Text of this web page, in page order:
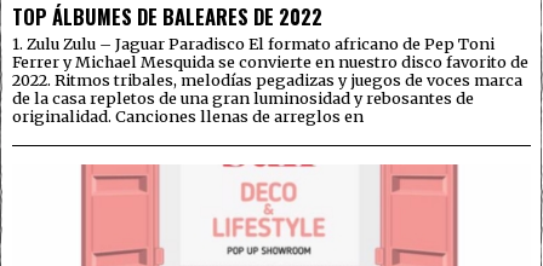
TOP ÁLBUMES DE BALEARES DE 2022
1. Zulu Zulu – Jaguar Paradisco El formato africano de Pep Toni
Ferrer y Michael Mesquida se convierte en nuestro disco favorito de
2022. Ritmos tribales, melodías pegadizas y juegos de voces marca
de la casa repletos de una gran luminosidad y rebosantes de
originalidad. Canciones llenas de arreglos en